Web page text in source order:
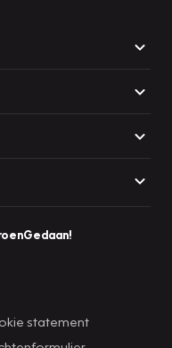
statement